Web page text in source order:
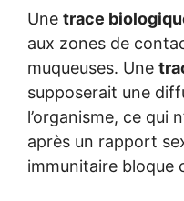
Une trace
aux zones de
muqueuses. Une
supposerait une
l’organisme, ce qui
après un rapport
immunitaire bloque